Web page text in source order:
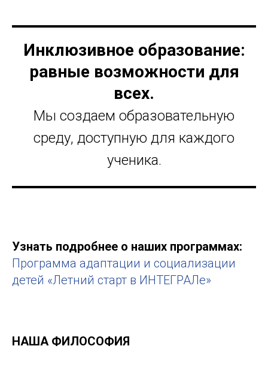
Инклюзивное образование:
равные возможности для
всех.
Мы создаем образовательную
среду, доступную для каждого
ученика.
Узнать подробнее о наших программах:
Программа адаптации и социализации
детей «Летний старт в ИНТЕГРАЛе»
НАША ФИЛОСОФИЯ